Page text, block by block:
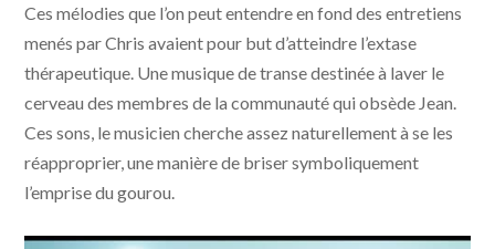
Ces mélodies que l’on peut entendre en fond des entretiens
menés par Chris avaient pour but d’atteindre l’extase
thérapeutique. Une musique de transe destinée à laver le
cerveau des membres de la communauté qui obsède Jean.
Ces sons, le musicien cherche assez naturellement à se les
réapproprier, une manière de briser symboliquement
l’emprise du gourou.